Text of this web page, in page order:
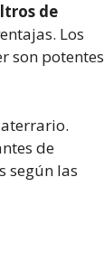
de
Los
son potentes
de
según las